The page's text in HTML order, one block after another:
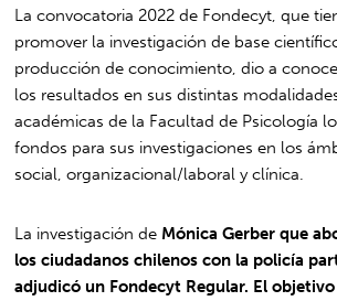
La convocatoria 2022 de Fondecyt, que
promover la investigación de base
producción de conocimiento, dio a
los resultados en sus distintas
académicas de la Facultad de Psicología
fondos para sus investigaciones en los
social, organizacional/laboral y clínica.
La investigación de Mónica Gerber que
los ciudadanos chilenos con la policía
adjudicó un Fondecyt Regular. El